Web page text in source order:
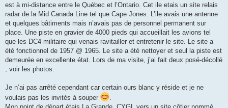
est à mi-distance entre le Québec et l’Ontario. Cet ile etais un site relais
radar de la Mid Canada Line tel que Cape Jones. L’ile avais une antenne
et quelques bâtiments mais n’avais pas de personnel permanent sur
place. Une piste en gravier de 4000 pieds qui accueillait les avions tel
que les DC4 militaire qui venais ravitailler et entretenir le site. Le site a
été fonctionnel de 1957 @ 1965. Le site a été nettoyer et seul la piste est
demeurée en excellente état. Lors de ma visite, j’ai fait deux posé-décollé
, voir les photos.
Je n’ai pas arrêté cependant car certain ours blanc y réside et je ne
voulais pas les invités à souper